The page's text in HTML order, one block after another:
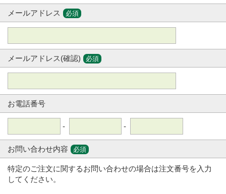
メールアドレス 必須
メールアドレス(確認) 必須
お電話番号
- -
お問い合わせ内容 必須
特定のご注文に関するお問い合わせの場合は注文番号を入力
してください。